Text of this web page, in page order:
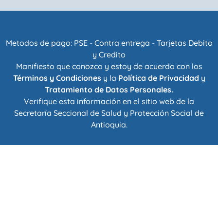
Metodos de pago: PSE - Contra entrega - Tarjetas Debito
y Credito
Manifiesto que conozco y estoy de acuerdo con los
Términos y Condicionesy la Política de Privacidad y
Tratamiento de Datos Personales.
Verifique esta información en el sitio web de la
Secretaría Seccional de Salud y Protección Social de
Antioquia.